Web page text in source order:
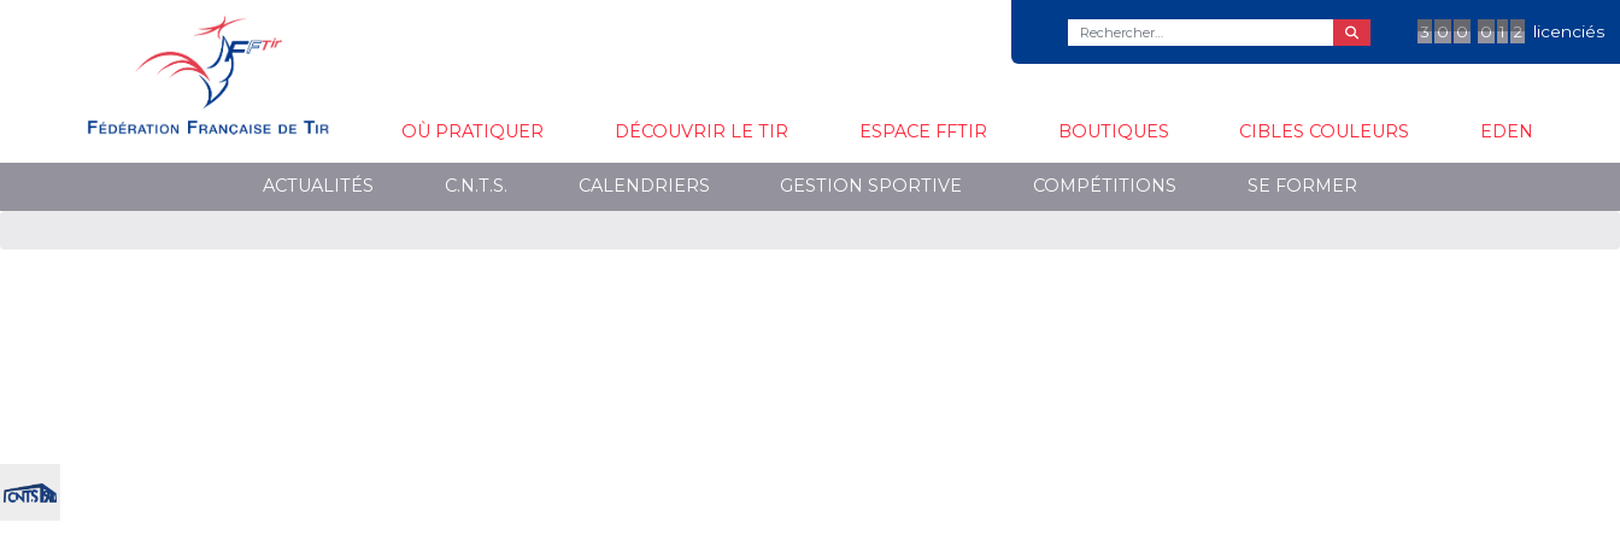
3 0 0 0 1 2 licenciés
OÙ PRATIQUER DÉCOUVRIR LE TIR ESPACE FFTIR BOUTIQUES CIBLES COULEURS EDEN
ACTUALITÉS C.N.T.S. CALENDRIERS GESTION SPORTIVE COMPÉTITIONS SE FORMER